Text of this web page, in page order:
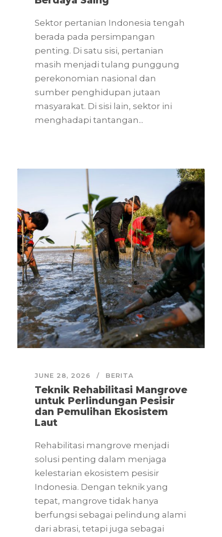
Sektor pertanian Indonesia tengah
berada pada persimpangan
penting. Di satu sisi, pertanian
masih menjadi tulang punggung
perekonomian nasional dan
sumber penghidupan jutaan
masyarakat. Di sisi lain, sektor ini
menghadapi tantangan...
JUNE 28, 2026 BERITA
Teknik Rehabilitasi Mangrove
untuk Perlindungan Pesisir
dan Pemulihan Ekosistem
Laut
Rehabilitasi mangrove menjadi
solusi penting dalam menjaga
kelestarian ekosistem pesisir
Indonesia. Dengan teknik yang
tepat, mangrove tidak hanya
berfungsi sebagai pelindung alami
dari abrasi, tetapi juga sebagai